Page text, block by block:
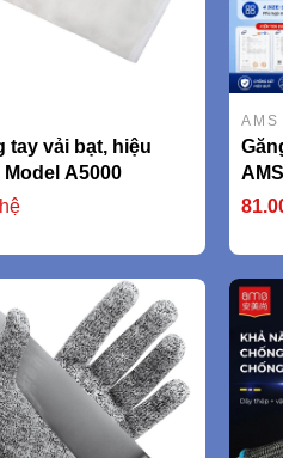
tay vải bạt, hiệu
Model A5000
AMS
khi